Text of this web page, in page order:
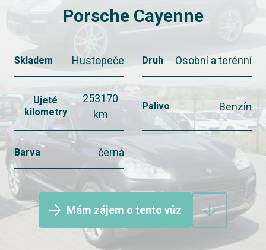
Porsche Cayenne
Skladem Hustopeče Druh Osobní a terénní
Ujeté
kilometry
253170
km
Palivo Benzín
Barva černá
Mám zájem o tento vůz